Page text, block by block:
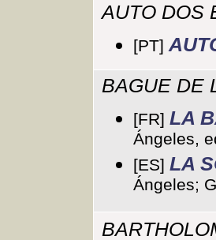
AUTO DOS
[PT]
BAGUE DE
[FR] LA
Ángeles,
[ES] LA
Ángeles;